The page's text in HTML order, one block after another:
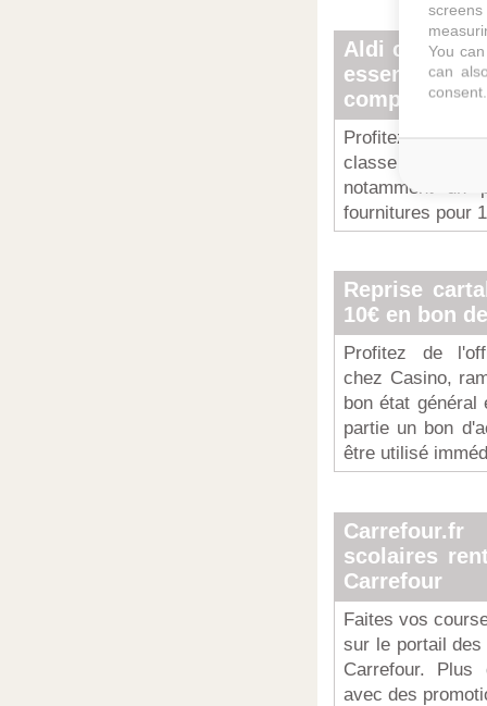
Aldi cartable
compris
Profitez de
classe à bas
notamment un
fournitures pour
Reprise
10€ en bon
Profitez de
chez Casino,
bon état
partie un bon
être utilisé
scolaires
Carrefour
Faites vos
sur le portail
Carrefour. Plus
avec des
You
can